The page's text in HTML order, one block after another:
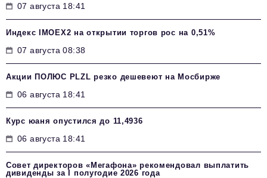
07 августа 18:41
Индекс IMOEX2 на открытии торгов рос на 0,51%
07 августа 08:38
Акции ПОЛЮС PLZL резко дешевеют на Мосбирже
06 августа 18:41
Курс юаня опустился до 11,4936
06 августа 18:41
Совет директоров «Мегафона» рекомендовал выплатить
дивиденды за I полугодие 2026 года